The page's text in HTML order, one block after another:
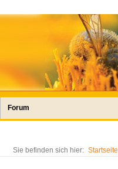
Forum
Sie befinden sich hier: Startseite